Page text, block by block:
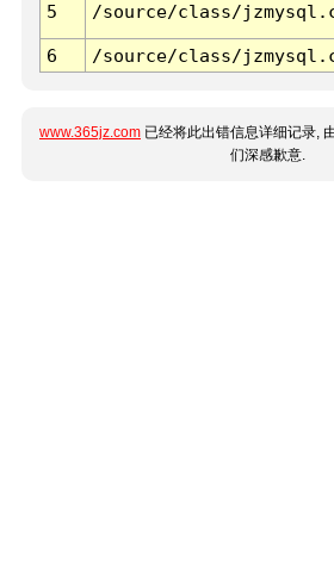
5 /source/class/
6 /source/class/
www.365jz.com 已经将此出错信息详细记录,
们深感歉意.